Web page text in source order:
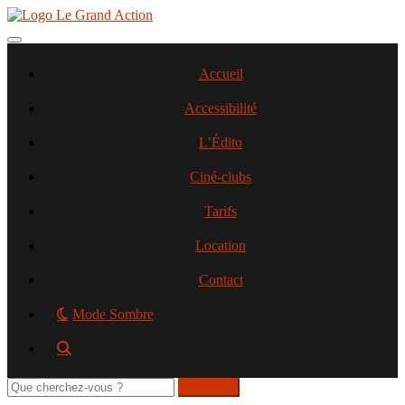
Aller
contenu
Toggle navigation
Accueil
Accessibilité
L’Édito
Ciné-clubs
Tarifs
Location
Contact
Mode Sombre
Rechercher
sur